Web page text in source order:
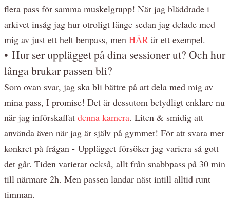
flera pass för samma muskelgrupp! När jag bläddrade i
arkivet insåg jag hur otroligt länge sedan jag delade med
mig av just ett helt benpass, men HÄR är ett exempel.
• Hur ser upplägget på dina sessioner ut? Och hur
långa brukar passen bli?
Som ovan svar, jag ska bli bättre på att dela med mig av
mina pass, I promise! Det är dessutom betydligt enklare nu
när jag införskaffat denna kamera. Liten & smidig att
använda även när jag är själv på gymmet! För att svara mer
konkret på frågan - Upplägget försöker jag variera så gott
det går. Tiden varierar också, allt från snabbpass på 30 min
till närmare 2h. Men passen landar näst intill alltid runt
timman.